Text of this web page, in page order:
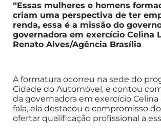
“Essas mulheres e homens
criam uma perspectiva de ter
renda, essa é a missão do
governadora em exercício Celina
Renato Alves/Agência Brasília
A formatura ocorreu na sede do
Cidade do Automóvel, e contou
da governadora em exercício Celina
fala, ela destacou o compromisso
ofertar qualificação profissional a